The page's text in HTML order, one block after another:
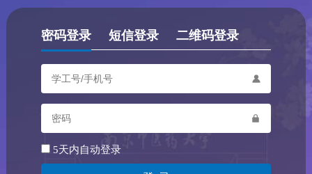
密码登录 短信登录 二维码登录
5天内自动登录